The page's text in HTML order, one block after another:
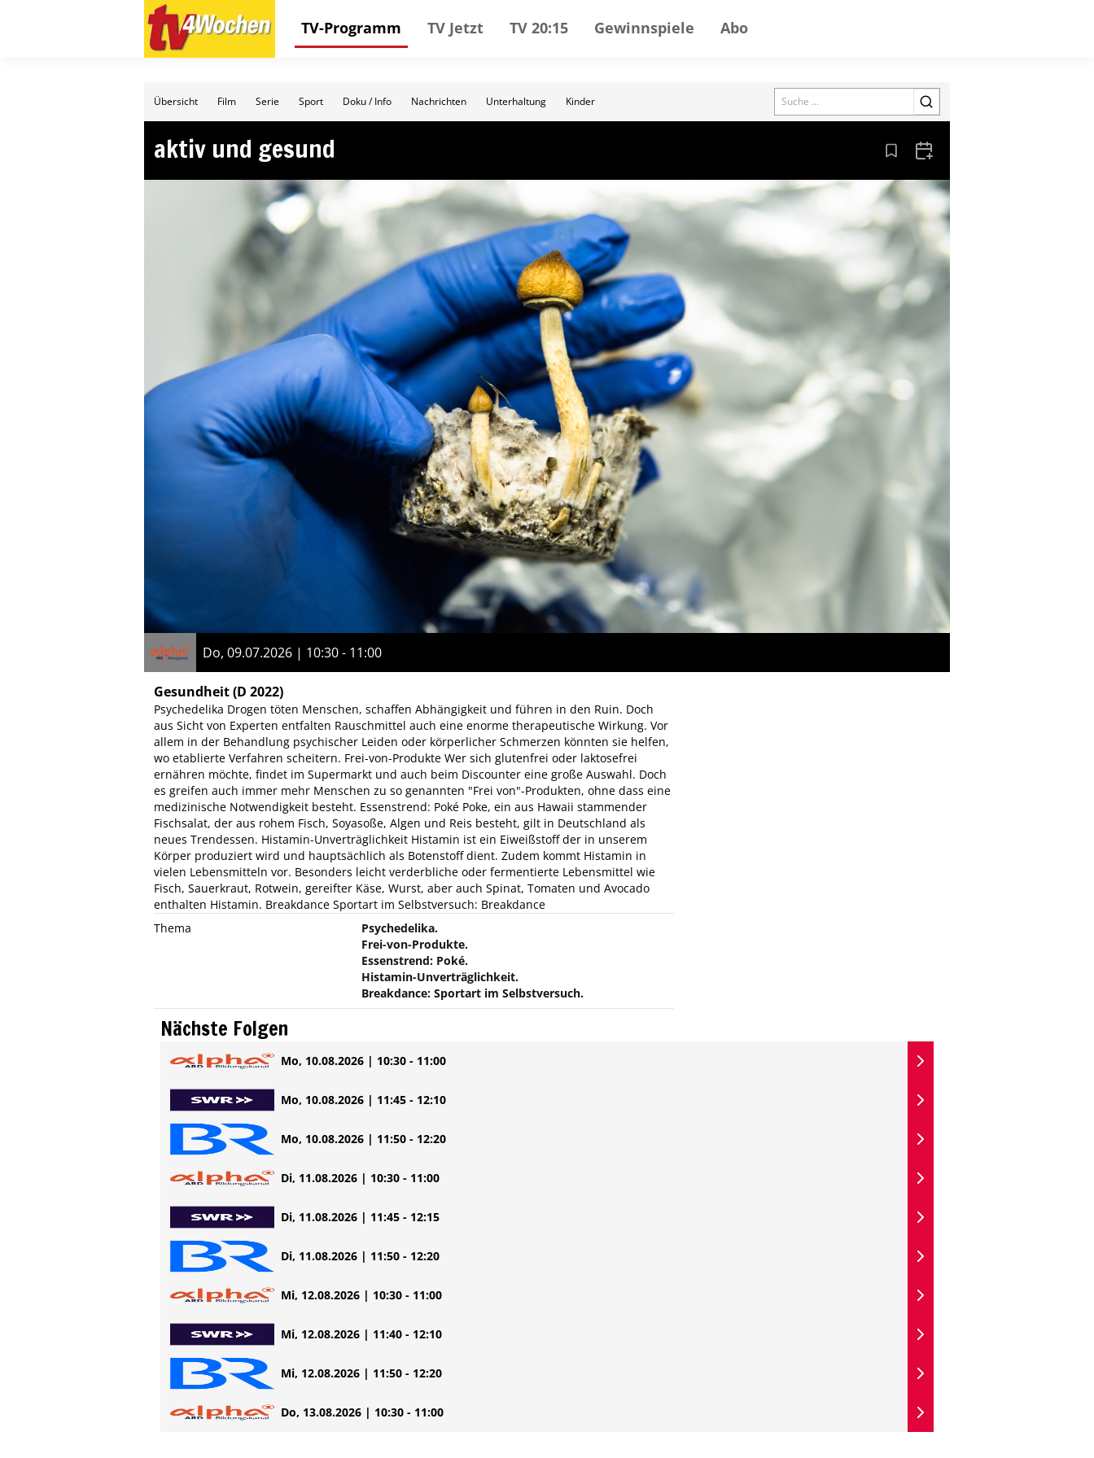
TV-Programm TV Jetzt TV 20:15 Gewinnspiele Abo
Übersicht Film Serie Sport Doku / Info Nachrichten Unterhaltung Kinder Search
aktiv und gesund Aus den Lesezeichen entfernen
Zum Kalender hinzufügen
Do, 09.07.2026 | 10:30 - 11:00
Gesundheit(D 2022)
Psychedelika Drogen töten Menschen, schaffen Abhängigkeit und führen in den Ruin. Doch
aus Sicht von Experten entfalten Rauschmittel auch eine enorme therapeutische Wirkung. Vor
allem in der Behandlung psychischer Leiden oder körperlicher Schmerzen könnten sie helfen,
wo etablierte Verfahren scheitern. Frei-von-Produkte Wer sich glutenfrei oder laktosefrei
ernähren möchte, findet im Supermarkt und auch beim Discounter eine große Auswahl. Doch
es greifen auch immer mehr Menschen zu so genannten "Frei von"-Produkten, ohne dass eine
medizinische Notwendigkeit besteht. Essenstrend: Poké Poke, ein aus Hawaii stammender
Fischsalat, der aus rohem Fisch, Soyasoße, Algen und Reis besteht, gilt in Deutschland als
neues Trendessen. Histamin-Unverträglichkeit Histamin ist ein Eiweißstoff der in unserem
Körper produziert wird und hauptsächlich als Botenstoff dient. Zudem kommt Histamin in
vielen Lebensmitteln vor. Besonders leicht verderbliche oder fermentierte Lebensmittel wie
Fisch, Sauerkraut, Rotwein, gereifter Käse, Wurst, aber auch Spinat, Tomaten und Avocado
enthalten Histamin. Breakdance Sportart im Selbstversuch: Breakdance
Thema
Psychedelika.
Frei-von-Produkte.
Essenstrend: Poké.
Histamin-Unverträglichkeit.
Breakdance: Sportart im Selbstversuch.
Nächste Folgen
Mo, 10.08.2026 | 10:30 - 11:00
Mo, 10.08.2026 | 11:45 - 12:10
Mo, 10.08.2026 | 11:50 - 12:20
Di, 11.08.2026 | 10:30 - 11:00
Di, 11.08.2026 | 11:45 - 12:15
Di, 11.08.2026 | 11:50 - 12:20
Mi, 12.08.2026 | 10:30 - 11:00
Mi, 12.08.2026 | 11:40 - 12:10
Mi, 12.08.2026 | 11:50 - 12:20
Do, 13.08.2026 | 10:30 - 11:00